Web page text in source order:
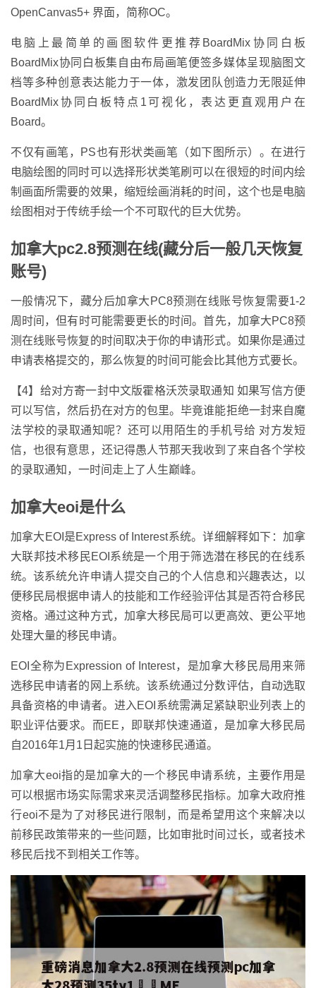
OpenCanvas5+ 界面，简称OC。
电脑上最简单的画图软件更推荐BoardMix协同白板
BoardMix协同白板集自由布局画笔便签多媒体呈现脑图文
档等多种创意表达能力于一体，激发团队创造力无限延伸
BoardMix协同白板特点1可视化，表达更直观用户在
Board。
不仅有画笔，PS也有形状类画笔（如下图所示）。在进行
电脑绘图的同时可以选择形状类笔刷可以在很短的时间内绘
制画面所需要的效果，缩短绘画消耗的时间，这个也是电脑
绘图相对于传统手绘一个不可取代的巨大优势。
加拿大pc2.8预测在线(藏分后一般几天恢复
账号)
一般情况下，藏分后加拿大PC8预测在线账号恢复需要1-2
周时间，但有时可能需要更长的时间。首先，加拿大PC8预
测在线账号恢复的时间取决于你的申请形式。如果你是通过
申请表格提交的，那么恢复的时间可能会比其他方式要长。
【4】给对方寄一封中文版霍格沃茨录取通知 如果写信方便
可以写信，然后扔在对方的包里。毕竟谁能拒绝一封来自魔
法学校的录取通知呢？还可以用陌生的手机号给 对方发短
信，也很有意思，还记得愚人节那天我收到了来自各个学校
的录取通知，一时间走上了人生巅峰。
加拿大eoi是什么
加拿大EOI是Express of Interest系统。详细解释如下：加拿
大联邦技术移民EOI系统是一个用于筛选潜在移民的在线系
统。该系统允许申请人提交自己的个人信息和兴趣表达，以
便移民局根据申请人的技能和工作经验评估其是否符合移民
资格。通过这种方式，加拿大移民局可以更高效、更公平地
处理大量的移民申请。
EOI全称为Expression of Interest，是加拿大移民局用来筛
选移民申请者的网上系统。该系统通过分数评估，自动选取
具备资格的申请者。进入EOI系统需满足紧缺职业列表上的
职业评估要求。而EE，即联邦快速通道，是加拿大移民局
自2016年1月1日起实施的快速移民通道。
加拿大eoi指的是加拿大的一个移民申请系统，主要作用是
可以根据市场实际需求来灵活调整移民指标。加拿大政府推
行eoi不是为了对移民进行限制，而是希望用这个来解决以
前移民政策带来的一些问题，比如审批时间过长，或者技术
移民后找不到相关工作等。